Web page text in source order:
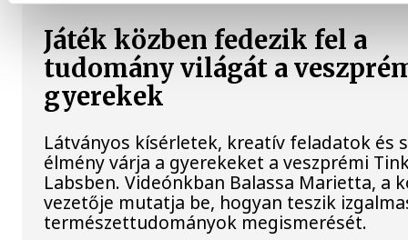
Játék közben fedezik fel a
tudomány világát a
gyerekek
Látványos kísérletek, kreatív feladatok és
élmény várja a gyerekeket a veszprémi
Labsben. Videónkban Balassa Marietta, a
vezetője mutatja be, hogyan teszik
természettudományok megismerését.